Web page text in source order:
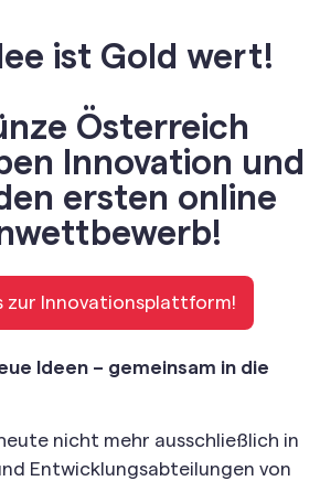
ist Gold wert!
Österreich
Innovation und
ersten online
zur Innovationsplattform!
Ideen – gemeinsam in die
nicht mehr ausschließlich in
Entwicklungsabteilungen von